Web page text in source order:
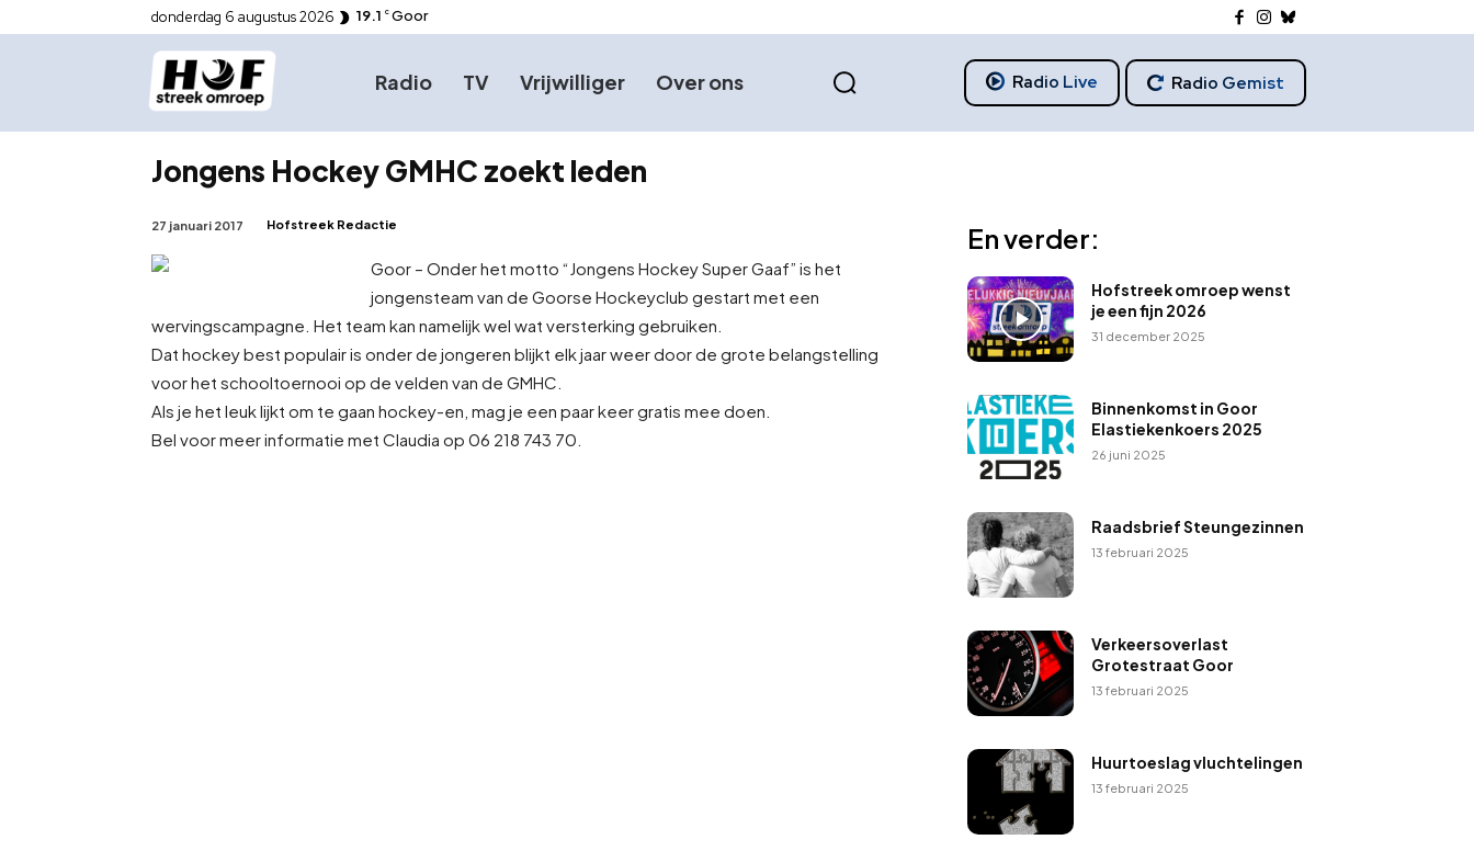
donderdag 6 augustus 2026 19.1 C Goor
Radio TV Vrijwilliger Over ons Radio Live Radio Gemist
Jongens Hockey GMHC zoekt leden
27 januari 2017 Hofstreek Redactie
Goor – Onder het motto “Jongens Hockey Super Gaaf” is het
jongensteam van de Goorse Hockeyclub gestart met een
wervingscampagne. Het team kan namelijk wel wat versterking gebruiken.
Dat hockey best populair is onder de jongeren blijkt elk jaar weer door de grote belangstelling
voor het schooltoernooi op de velden van de GMHC.
Als je het leuk lijkt om te gaan hockey-en, mag je een paar keer gratis mee doen.
Bel voor meer informatie met Claudia op 06 218 743 70.
En verder:
Hofstreek omroep wenst
je een fijn 2026
31 december 2025
Binnenkomst in Goor
Elastiekenkoers 2025
26 juni 2025
Raadsbrief Steungezinnen
13 februari 2025
Verkeersoverlast
Grotestraat Goor
13 februari 2025
Huurtoeslag vluchtelingen
13 februari 2025